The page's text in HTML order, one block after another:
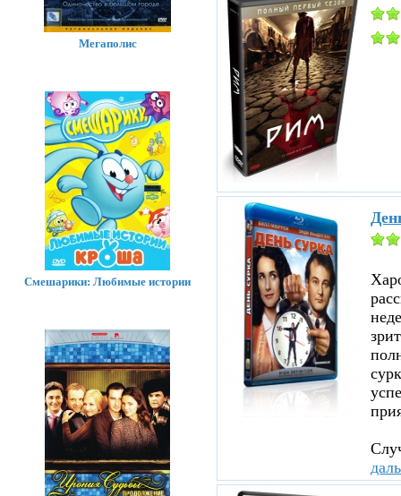
Мегаполис
Смешарики: Любимые истории